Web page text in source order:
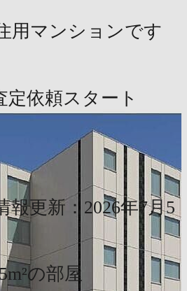
用マンションです
依頼スタート
報更新：2026年7月5
の部屋